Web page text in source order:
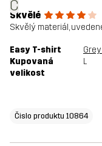
C
Skvělé
Skvělý materiál,
Easy T-shirt
Kupovaná
velikost
L
Čislo produktu 10864